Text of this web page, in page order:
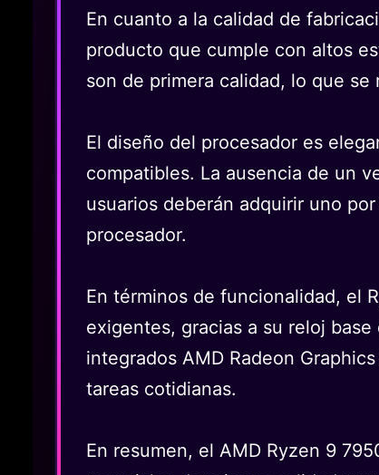
En cuanto a la calidad de
producto que cumple con altos
son de primera calidad, lo que
El diseño del procesador es
compatibles. La ausencia de un
usuarios deberán adquirir uno
procesador.
En términos de funcionalidad, el
exigentes, gracias a su reloj
integrados AMD Radeon
tareas cotidianas.
En resumen, el AMD Ryzen 9